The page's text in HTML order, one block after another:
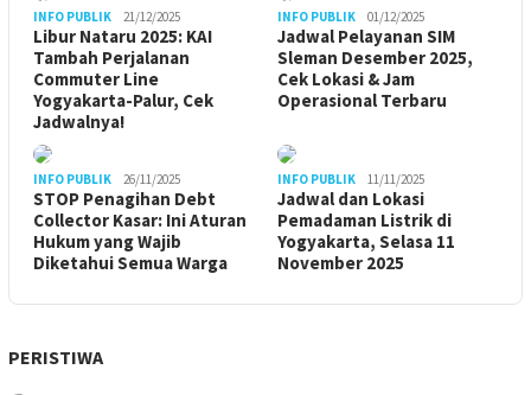
INFO PUBLIK 21/12/2025
Libur Nataru 2025: KAI
Tambah Perjalanan
Commuter Line
Yogyakarta-Palur, Cek
Jadwalnya!
INFO PUBLIK 01/12/2025
Jadwal Pelayanan SIM
Sleman Desember 2025,
Cek Lokasi & Jam
Operasional Terbaru
INFO PUBLIK 26/11/2025
STOP Penagihan Debt
Collector Kasar: Ini Aturan
Hukum yang Wajib
Diketahui Semua Warga
INFO PUBLIK 11/11/2025
Jadwal dan Lokasi
Pemadaman Listrik di
Yogyakarta, Selasa 11
November 2025
PERISTIWA